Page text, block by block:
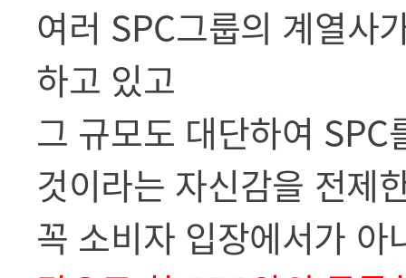
여러 SPC그룹의 계열사
하고 있고
그 규모도 대단하여
것이라는 자신감을 전제
꼭 소비자 입장에서가